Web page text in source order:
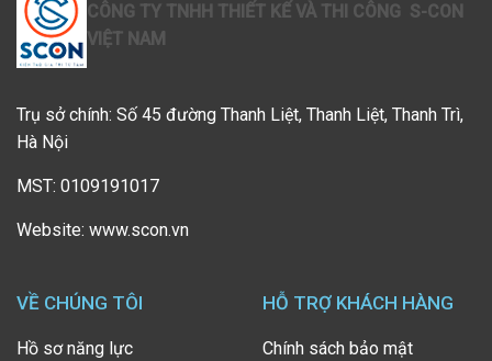
CÔNG TY TNHH THIẾT KẾ VÀ THI CÔNG S-CON
VIỆT NAM
Trụ sở chính: Số 45 đường Thanh Liệt, Thanh Liệt, Thanh Trì,
Hà Nội
MST: 0109191017
Website: www.scon.vn
VỀ CHÚNG TÔI
Hồ sơ năng lực
HỖ TRỢ KHÁCH HÀNG
Chính sách bảo mật